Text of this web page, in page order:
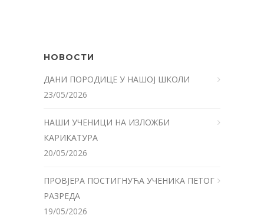
НОВОСТИ
ДАНИ ПОРОДИЦЕ У НАШОЈ ШКОЛИ
23/05/2026
НАШИ УЧЕНИЦИ НА ИЗЛОЖБИ
КАРИКАТУРА
20/05/2026
ПРОВЈЕРА ПОСТИГНУЋА УЧЕНИКА ПЕТОГ
РАЗРЕДА
19/05/2026